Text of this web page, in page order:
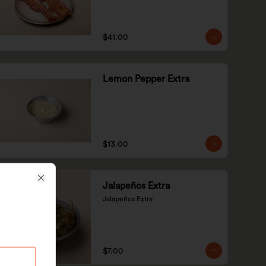
$41.00
Lemon Pepper Extra
$13.00
Jalapeños Extra
Jalapeños Extra
$7.00